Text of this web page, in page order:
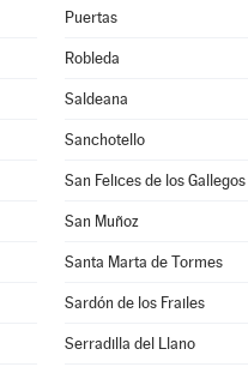
Puertas
Robleda
Saldeana
Sanchotello
San Felices de los Gallegos
San Muñoz
Santa Marta de Tormes
Sardón de los Frailes
Serradilla del Llano